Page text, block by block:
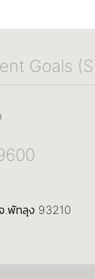
Goals
.พัทลุง 93210